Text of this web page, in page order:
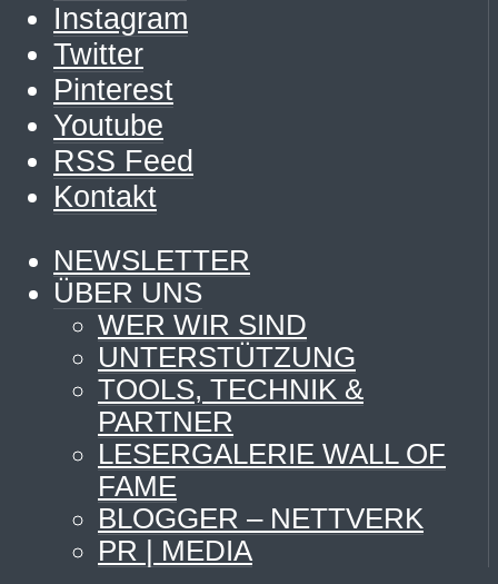
Instagram
Twitter
Pinterest
Youtube
RSS Feed
Kontakt
NEWSLETTER
ÜBER UNS
WER WIR SIND
UNTERSTÜTZUNG
TOOLS, TECHNIK &
PARTNER
LESERGALERIE WALL OF
FAME
BLOGGER – NETTVERK
PR | MEDIA